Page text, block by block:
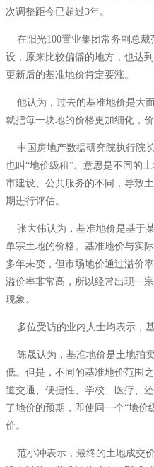
次调整距今已超过3年。
在阳光100置业集团常务副总裁
设，原来比较偏僻的地方，也达
更新后的基准地价肯定要涨。
他认为，过去的基准地价是大
就把每一块地的价格更加细化，
中国房地产数据研究院执行院
也叫“地价级租”。意思是不同的
市建设、公共服务的不同，导致
期进行评估。
张大伟认为，基准地价是基于
单宗土地的价格。基准地价与实
多年未变，但市场地价通过溢价
溢价率非常高，所以经常出现一
现象。
多位受访的业内人士均表示，基
陈晟认为，基准地价是土地拍
低。但是，不同的基准地价范围
道交通、便捷性、学校、医疗、
了地价的预期，即使同一个“地价
价。
范小冲表示，最终的土地成交